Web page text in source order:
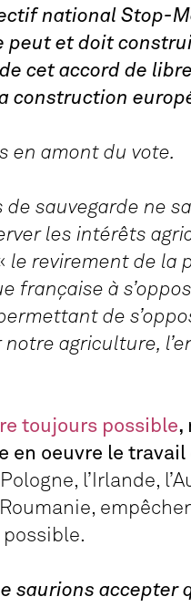
national Stop-
peut et doit
cet accord de
construction
en amont du vote.
de sauvegarde ne
les intérêts
le revirement de la
française à
de
agriculture,
toujours possible,
en oeuvre le
l’Irlande,
possible.
saurions accepter